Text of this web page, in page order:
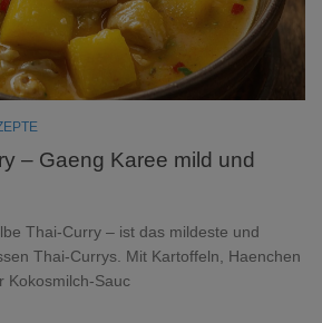
– Gaeng Karee mild und
Thai-Curry – ist das mildeste und
Thai-Currys. Mit Kartoffeln, Haenchen
Kokosmilch-Sauc